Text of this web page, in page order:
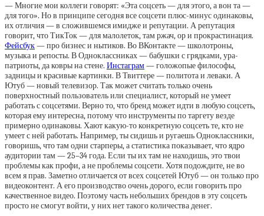
— Многие мои коллеги говорят: «Эта соцсеть — для этого, а вон та —
для того». Но в принципе сегодня все соцсети плюс-минус одинаковы,
их отличия — в сложившемся имидже и репутации. А репутация
говорит, что ТикТок — для малолеток, там ржач, ор и прокрастинация.
Фейсбук— про бизнес и нытиков. Во ВКонтакте — школотроны,
музыка и репосты. В Одноклассниках — бабушки с грядками, ура-
патриоты, да ковры на стене. Инстаграм— голожопые философы,
задницы и красивые картинки. В Твиттере — политота и леваки. А
Ютуб — новый телевизор. Так может считать только очень
поверхностный пользователь или специалист, который не умеет
работать с соцсетями. Верно то, что бренд может идти в любую соцсеть,
которая ему интересна, потому что инструменты по таргету везде
примерно одинаковы. Хают какую-то конкретную соцсеть те, кто не
умеет с ней работать. Например, ты сидишь и ругаешь Одноклассники,
говоришь, что там одни старперы, а статистика показывает, что ядро
аудитории там — 25–34 года. Если ты их там не находишь, это твои
проблемы как профи, а не проблемы соцсети. Хотя подождите, не во
всем я прав. Заметно отличается от всех соцсетей Ютуб — он только про
видеоконтент. А его производство очень дорого, если говорить про
качественное видео. Поэтому часть небольших брендов в эту соцсеть
просто не смогут войти, у них нет такого количества денег.